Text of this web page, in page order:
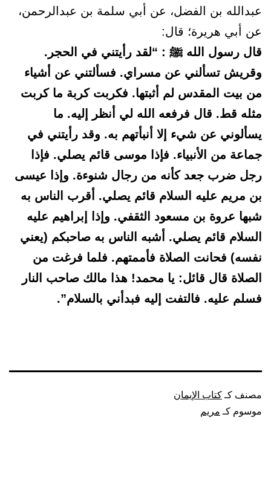
عبدالله بن الفضل، عن أبي سلمة بن عبدالرحمن،
عن أبي هريرة؛ قال:
قال رسول الله ﷺ : “لقد رأيتني في الحجر.
وقريش تسألني عن مسراي. فسألتني عن أشياء
من بيت المقدس لم أثبتها. فكربت كربة ما كربت
مثله قط. قال فرفعه الله لي أنظر إليه. ما
يسألوني عن شيء إلا أنبأتهم به. وقد رأيتني في
جماعة من الأنبياء. فإذا موسى قائم يصلي. فإذا
رجل ضرب جعد كأنه من رجال شنوءة. وإذا عيسى
بن مريم عليه السلام قائم يصلي. أقرب الناس به
شبها عروة بن مسعود الثقفي. وإذا إبراهيم عليه
السلام قائم يصلي. أشبه الناس به صاحبكم (يعني
نفسه) فحانت الصلاة فأممتهم. فلما فرغت من
الصلاة قال قائل: يا محمد! هذا مالك صاحب النار
فسلم عليه. فالتفت إليه فبدأني بالسلام”.
مصنف كـكتاب الإيمان
موسوم كـ مريم